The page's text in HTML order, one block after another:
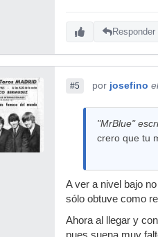
Responder
#5 por josefino
"MrBlue"
crero que tu
A ver a nivel bajo
sólo obtuve como
Ahora al llegar y